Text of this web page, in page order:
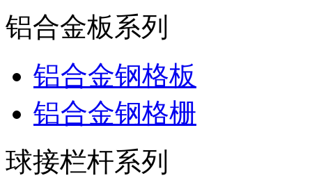
铝合金板系列
铝合金钢格板
铝合金钢格栅
球接栏杆系列